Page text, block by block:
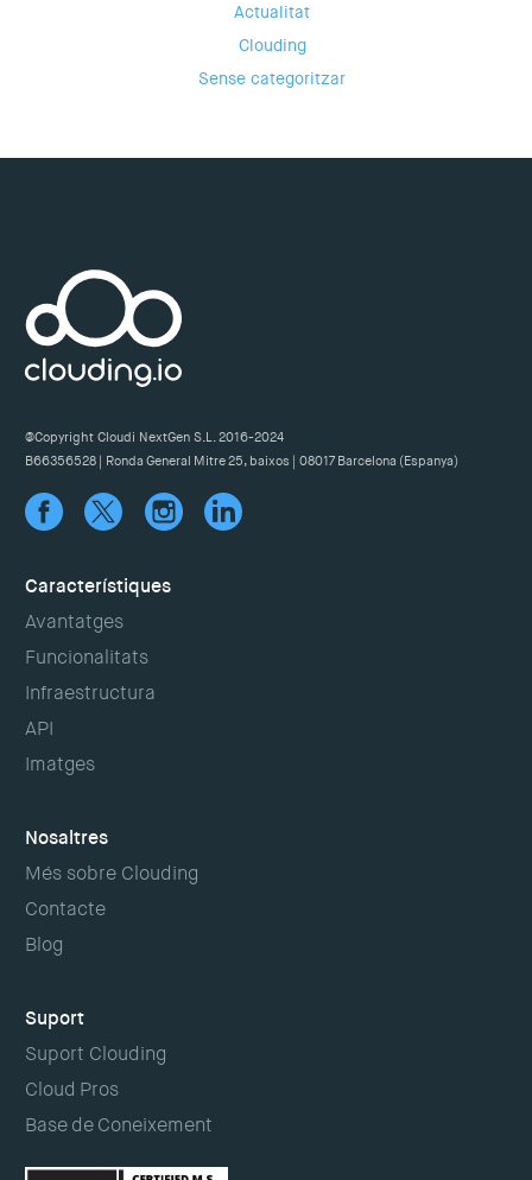
Actualitat
Clouding
Sense categoritzar
@Copyright Cloudi NextGen S.L. 2016-2024
B66356528 | Ronda General Mitre 25, baixos | 08017 Barcelona (Espanya)
Característiques
Avantatges
Funcionalitats
Infraestructura
API
Imatges
Nosaltres
Més sobre Clouding
Contacte
Blog
Suport
Suport Clouding
Cloud Pros
Base de Coneixement